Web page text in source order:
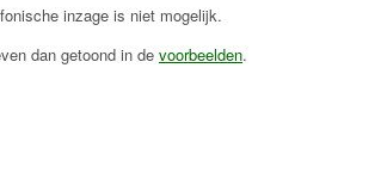
inzage is niet mogelijk.
dan getoond in de voorbeelden.